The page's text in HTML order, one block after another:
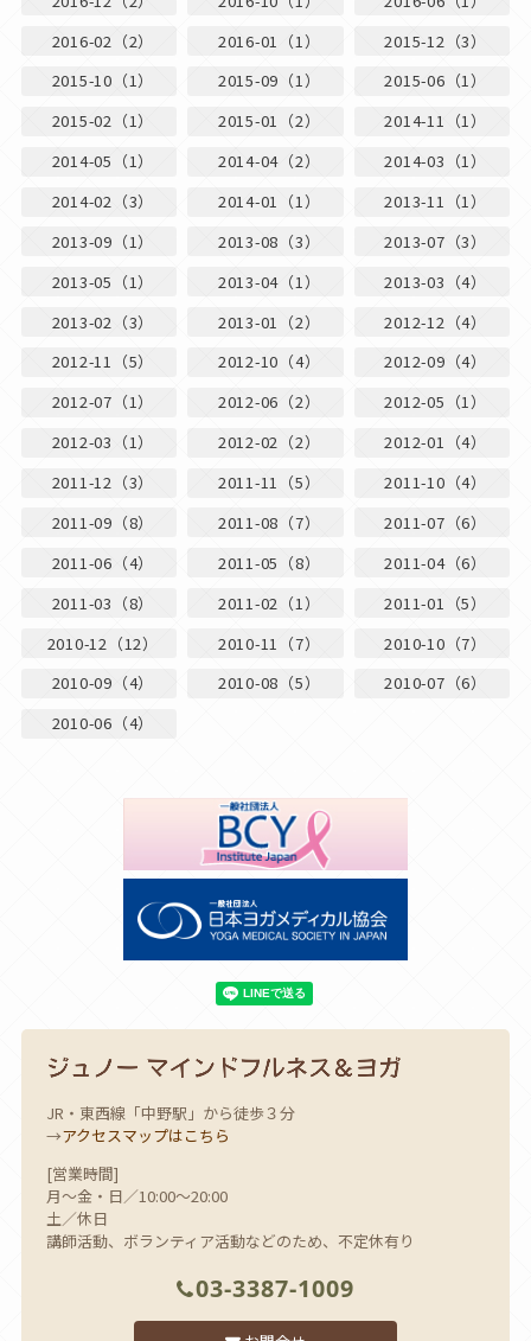
2016-02（2）
2016-01（1）
2015-12（3）
2015-10（1）
2015-09（1）
2015-06（1）
2015-02（1）
2015-01（2）
2014-11（1）
2014-05（1）
2014-04（2）
2014-03（1）
2014-02（3）
2014-01（1）
2013-11（1）
2013-09（1）
2013-08（3）
2013-07（3）
2013-05（1）
2013-04（1）
2013-03（4）
2013-02（3）
2013-01（2）
2012-12（4）
2012-11（5）
2012-10（4）
2012-09（4）
2012-07（1）
2012-06（2）
2012-05（1）
2012-03（1）
2012-02（2）
2012-01（4）
2011-12（3）
2011-11（5）
2011-10（4）
2011-09（8）
2011-08（7）
2011-07（6）
2011-06（4）
2011-05（8）
2011-04（6）
2011-03（8）
2011-02（1）
2011-01（5）
2010-12（12）
2010-11（7）
2010-10（7）
2010-09（4）
2010-08（5）
2010-07（6）
2010-06（4）
JR・東西線「中野駅」から徒歩３分
→アクセスマップはこちら
[営業時間]
月～金・日／10:00～20:00
土／休日
講師活動、ボランティア活動などのため、不定休有り
03-3387-1009